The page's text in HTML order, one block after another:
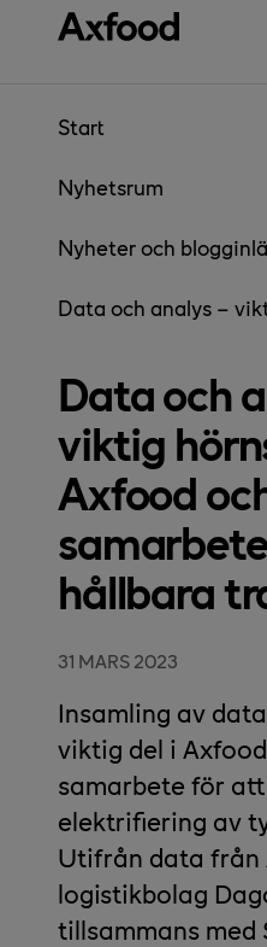
Gå direkt till innehåll
Start
Nyhetsrum
Nyheter och
Data och analys –
Data och
viktig
Axfood
hållbara
31 MARS 2023
Insamling av
viktig del i
samarbete för
elektrifiering av
Utifrån data från
logistikbolag
tillsammans med